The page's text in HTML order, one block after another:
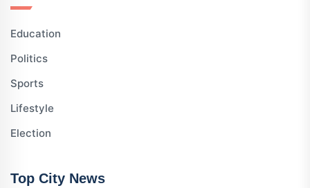
Education
Politics
Sports
Lifestyle
Election
Top City News